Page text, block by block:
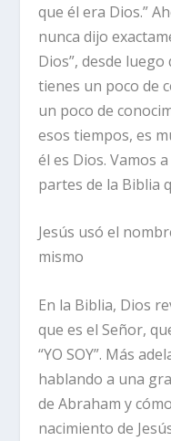
que él era Dios.”
nunca dijo
Dios”, desde luego
tienes un poco de
un poco de
esos tiempos, es
él es Dios. Vamos
partes de la Biblia
Jesús usó el
mismo
En la Biblia, Dios
que es el Señor,
“YO SOY”. Más
hablando a una
de Abraham y
nacimiento de